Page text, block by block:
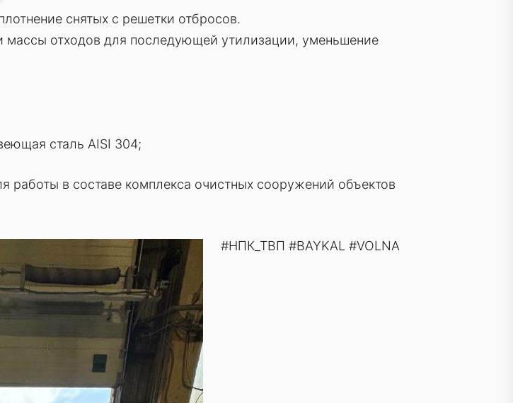
снятых с решетки отбросов.
отходов для последующей утилизации, уменьшение
сталь AISI 304;
работы в составе комплекса очистных сооружений объектов
#НПК_ТВП #BAYKAL #VOLNA